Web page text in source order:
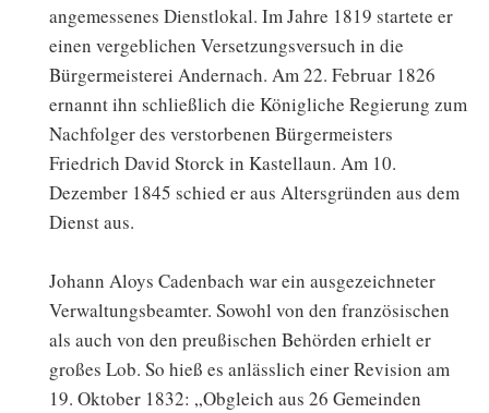
angemessenes Dienstlokal. Im Jahre 1819 startete er
einen vergeblichen Versetzungsversuch in die
Bürgermeisterei Andernach. Am 22. Februar 1826
ernannt ihn schließlich die Königliche Regierung zum
Nachfolger des verstorbenen Bürgermeisters
Friedrich David Storck in Kastellaun. Am 10.
Dezember 1845 schied er aus Altersgründen aus dem
Dienst aus.
Johann Aloys Cadenbach war ein ausgezeichneter
Verwaltungsbeamter. Sowohl von den französischen
als auch von den preußischen Behörden erhielt er
großes Lob. So hieß es anlässlich einer Revision am
19. Oktober 1832: „Obgleich aus 26 Gemeinden